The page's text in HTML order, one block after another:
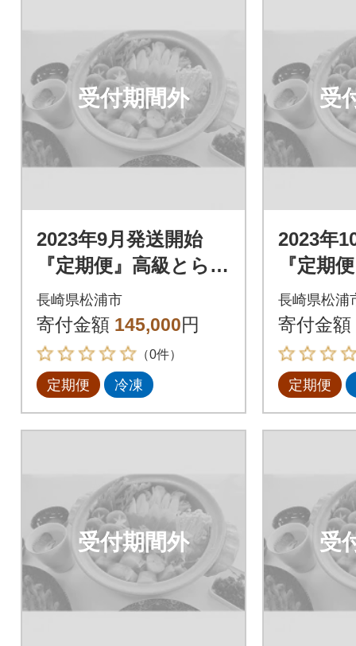
受付期間外
2023年9月発送開始
『定期便』高級とらふ
ぐと高級クエ「毎月
お届け」Bコース全3
回
長崎県松浦市
寄付金額 145,000円
（0件）
定期便 冷凍
受
2023年
『定期
ぐと高
お届け
回
長崎県松浦
寄付金額
定期便
受付期間外 受